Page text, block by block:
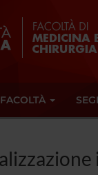
FACOLTÀ